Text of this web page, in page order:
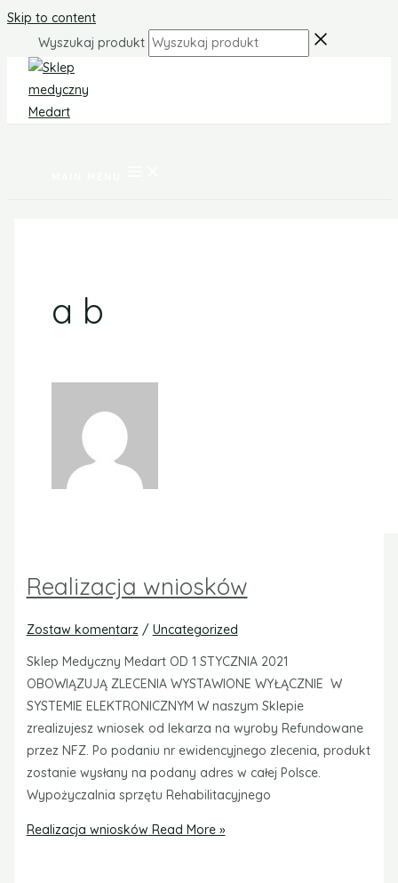
Skip to content
Wyszukaj produkt
a b
Realizacja wniosków
Zostaw komentarz / Uncategorized
Sklep Medyczny Medart OD 1 STYCZNIA 2021
OBOWIĄZUJĄ ZLECENIA WYSTAWIONE WYŁĄCZNIE W
SYSTEMIE ELEKTRONICZNYM W naszym Sklepie
zrealizujesz wniosek od lekarza na wyroby Refundowane
przez NFZ. Po podaniu nr ewidencyjnego zlecenia, produkt
zostanie wysłany na podany adres w całej Polsce.
Wypożyczalnia sprzętu Rehabilitacyjnego
Realizacja wniosków Read More »